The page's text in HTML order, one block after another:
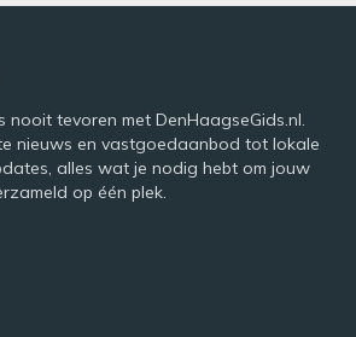
nooit tevoren met DenHaagseGids.nl.
nieuws en vastgoedaanbod tot lokale
alles wat je nodig hebt om jouw
op één plek.